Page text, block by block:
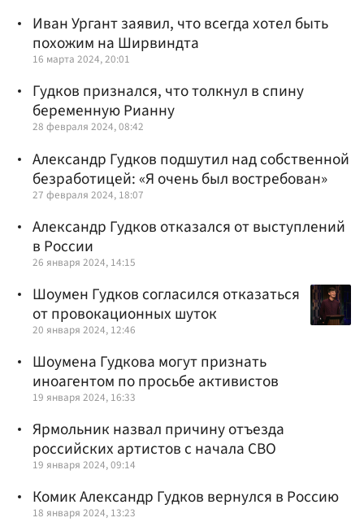
Иван Ургант заявил, что всегда хотел быть
похожим на Ширвиндта
16 марта 2024, 20:01
Гудков признался, что толкнул в спину
беременную Рианну
28 февраля 2024, 08:42
Александр Гудков подшутил над собственной
безработицей: «Я очень был востребован»
27 февраля 2024, 18:07
Александр Гудков отказался от выступлений
в России
26 января 2024, 14:15
Шоумен Гудков согласился отказаться
от провокационных шуток
20 января 2024, 12:46
Шоумена Гудкова могут признать
иноагентом по просьбе активистов
19 января 2024, 16:33
Ярмольник назвал причину отъезда
российских артистов с начала СВО
19 января 2024, 09:14
Комик Александр Гудков вернулся в Россию
18 января 2024, 13:23